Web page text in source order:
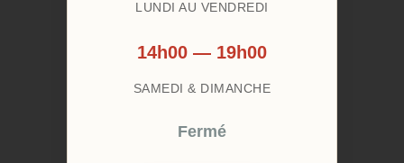
LUNDI AU VENDREDI
14h00 — 19h00
SAMEDI & DIMANCHE
Fermé